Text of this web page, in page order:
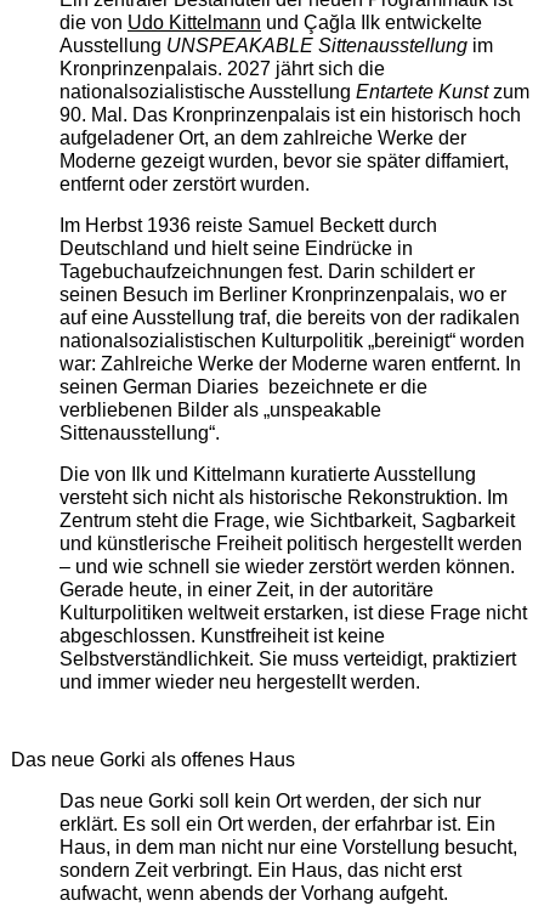
die von Udo Kittelmann und Çağla Ilk entwickelte
Ausstellung UNSPEAKABLE Sittenausstellungim
Kronprinzenpalais. 2027 jährt sich die
nationalsozialistische Ausstellung Entartete Kunstzum
90. Mal. Das Kronprinzenpalais ist ein historisch hoch
aufgeladener Ort, an dem zahlreiche Werke der
Moderne gezeigt wurden, bevor sie später diffamiert,
entfernt oder zerstört wurden.
Im Herbst 1936 reiste Samuel Beckett durch
Deutschland und hielt seine Eindrücke in
Tagebuchaufzeichnungen fest. Darin schildert er
seinen Besuch im Berliner Kronprinzenpalais, wo er
auf eine Ausstellung traf, die bereits von der radikalen
nationalsozialistischen Kulturpolitik „bereinigt“ worden
war: Zahlreiche Werke der Moderne waren entfernt. In
seinen German Diaries bezeichnete er die
verbliebenen Bilder als „unspeakable
Sittenausstellung“.
Die von Ilk und Kittelmann kuratierte Ausstellung
versteht sich nicht als historische Rekonstruktion. Im
Zentrum steht die Frage, wie Sichtbarkeit, Sagbarkeit
und künstlerische Freiheit politisch hergestellt werden
– und wie schnell sie wieder zerstört werden können.
Gerade heute, in einer Zeit, in der autoritäre
Kulturpolitiken weltweit erstarken, ist diese Frage nicht
abgeschlossen. Kunstfreiheit ist keine
Selbstverständlichkeit. Sie muss verteidigt, praktiziert
und immer wieder neu hergestellt werden.
Das neue Gorki als offenes Haus
Das neue Gorki soll kein Ort werden, der sich nur
erklärt. Es soll ein Ort werden, der erfahrbar ist. Ein
Haus, in dem man nicht nur eine Vorstellung besucht,
sondern Zeit verbringt. Ein Haus, das nicht erst
aufwacht, wenn abends der Vorhang aufgeht.